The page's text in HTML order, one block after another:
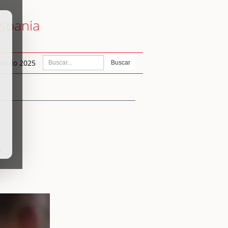
2025 Buscar